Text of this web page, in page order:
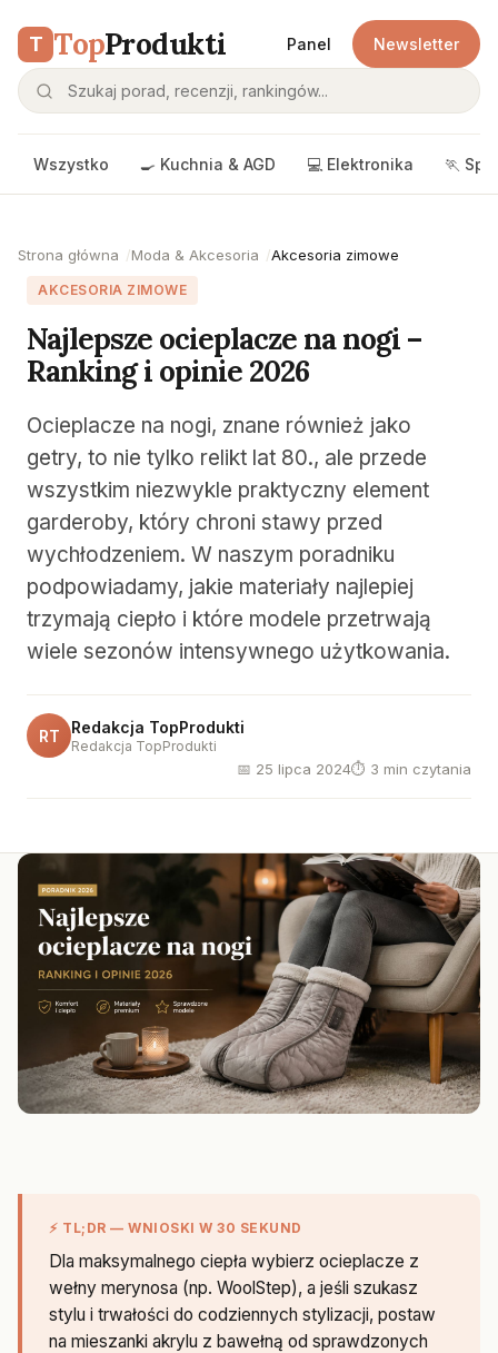
T TopProdukti Panel Newsletter
Wszystko 🍳 Kuchnia & AGD 💻 Elektronika 🏃
Strona główna Moda & Akcesoria Akcesoria zimowe
AKCESORIA ZIMOWE
Najlepsze ocieplacze na nogi –
Ranking i opinie 2026
Ocieplacze na nogi, znane również jako
getry, to nie tylko relikt lat 80., ale przede
wszystkim niezwykle praktyczny element
garderoby, który chroni stawy przed
wychłodzeniem. W naszym poradniku
podpowiadamy, jakie materiały najlepiej
trzymają ciepło i które modele przetrwają
wiele sezonów intensywnego użytkowania.
RT Redakcja TopProdukti
Redakcja TopProdukti
📅 25 lipca 2024⏱ 3 min czytania
⚡ TL;DR — WNIOSKI W 30 SEKUND
Dla maksymalnego ciepła wybierz ocieplacze z
wełny merynosa (np. WoolStep), a jeśli szukasz
stylu i trwałości do codziennych stylizacji, postaw
na mieszanki akrylu z bawełną od sprawdzonych